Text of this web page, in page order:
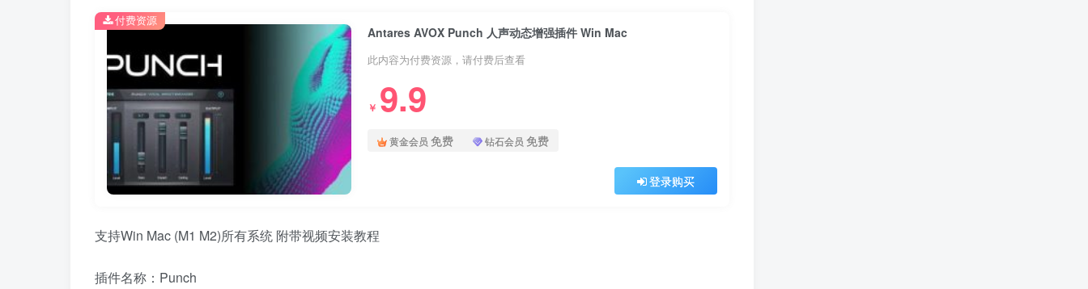
Antares AVOX Punch 人声动态增强插件 Win Mac
此内容为付费资源，请付费后查看
￥ 9.9
黄金会员 免费 钻石会员 免费
登录购买
付费资源
支持Win Mac (M1 M2)所有系统 附带视频安装教程
插件名称：Punch